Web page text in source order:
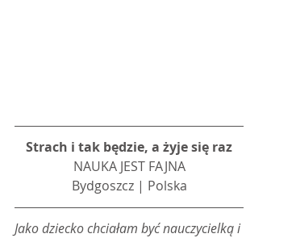
Strach i tak będzie, a żyje się raz
NAUKA JEST FAJNA
Bydgoszcz | Polska
Jako dziecko chciałam być nauczycielką i